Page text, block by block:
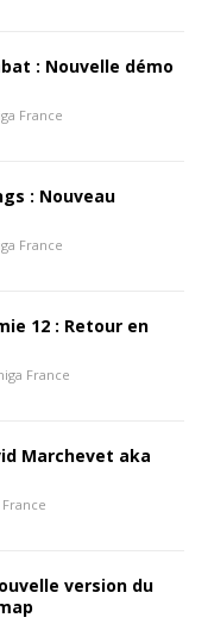
: Nouvelle démo
France
: Nouveau
France
12 : Retour en
France
Marchevet aka
version du